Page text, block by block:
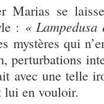
Marias se
: « Lampedusa
mystères qui
perturbations
avec une telle
lui en vouloir.